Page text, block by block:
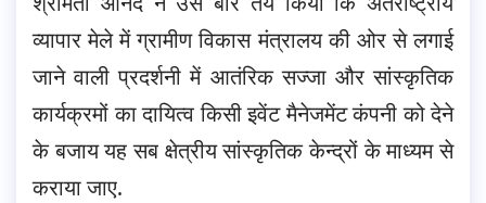
व्यापार मेले में ग्रामीण विकास मंत्रालय की ओर से लगाई
जाने वाली प्रदर्शनी में आतंरिक सज्जा और सांस्कृतिक
कार्यक्रमों का दायित्व किसी इवेंट मैनेजमेंट कंपनी को देने
के बजाय यह सब क्षेत्रीय सांस्कृतिक केन्द्रों के माध्यम से
कराया जाए.